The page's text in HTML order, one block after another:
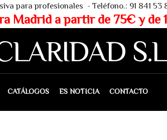
841 53 80 -
y de 150€ (IVA
CATÁLOGOS ES NOTICIA CONTACTO